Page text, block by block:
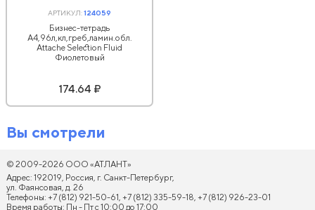
АРТИКУЛ:124059
Бизнес-тетрадь
А4,96л,кл,греб,ламин.обл.
Attache Selection Fluid
Фиолетовый
174.64 ₽
Вы смотрели
© 2009-2026 ООО «АТЛАНТ»
Адрес: 192019, Россия, г. Санкт-Петербург,
ул. Фаянсовая, д. 26
Телефоны: +7 (812) 921-50-61, +7 (812) 335-59-18, +7 (812) 926-23-01
Время работы: Пн - Пт с 10:00 до 17:00